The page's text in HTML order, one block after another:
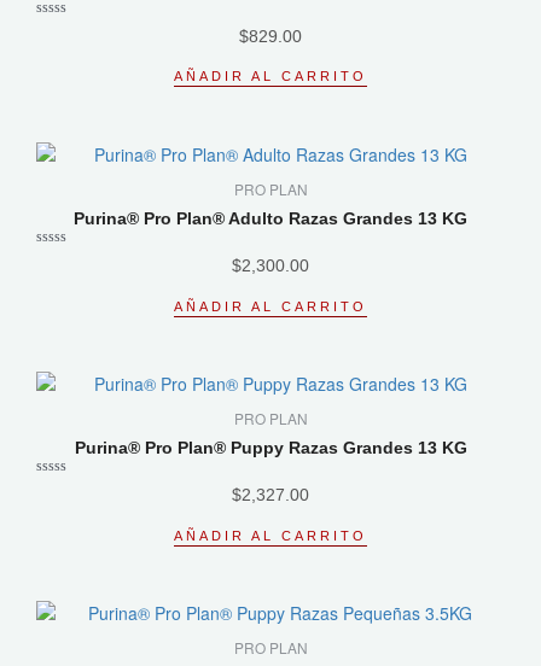
$829.00
AÑADIR AL CARRITO
PRO PLAN
Purina® Pro Plan® Adulto Razas Grandes 13 KG
$2,300.00
AÑADIR AL CARRITO
PRO PLAN
Purina® Pro Plan® Puppy Razas Grandes 13 KG
$2,327.00
AÑADIR AL CARRITO
PRO PLAN